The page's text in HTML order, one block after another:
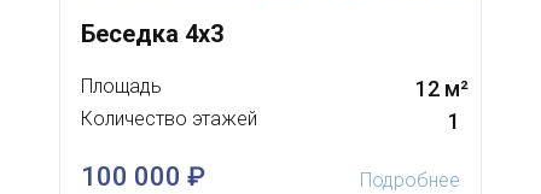
Беседка 4х3
Площадь 12 м²
Количество этажей 1
100 000 ₽ Подробнее